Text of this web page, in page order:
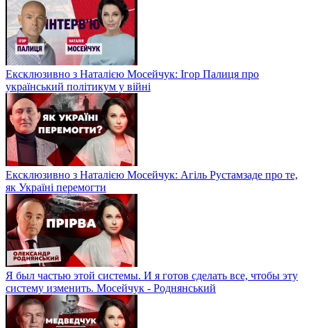
Ексклюзивно з Наталією Мосейчук: Ігор Палиця про
український політикум у війні
Ексклюзивно з Наталією Мосейчук: Агіль Рустамзаде про те,
як Україні перемогти
Я был частью этой системы. И я готов сделать все, чтобы эту
систему изменить. Мосейчук - Роднянський